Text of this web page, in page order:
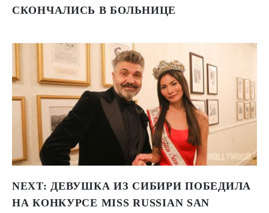
СКОНЧАЛИСЬ В БОЛЬНИЦЕ
NEXT: ДЕВУШКА ИЗ СИБИРИ ПОБЕДИЛА
НА КОНКУРСЕ MISS RUSSIAN SAN